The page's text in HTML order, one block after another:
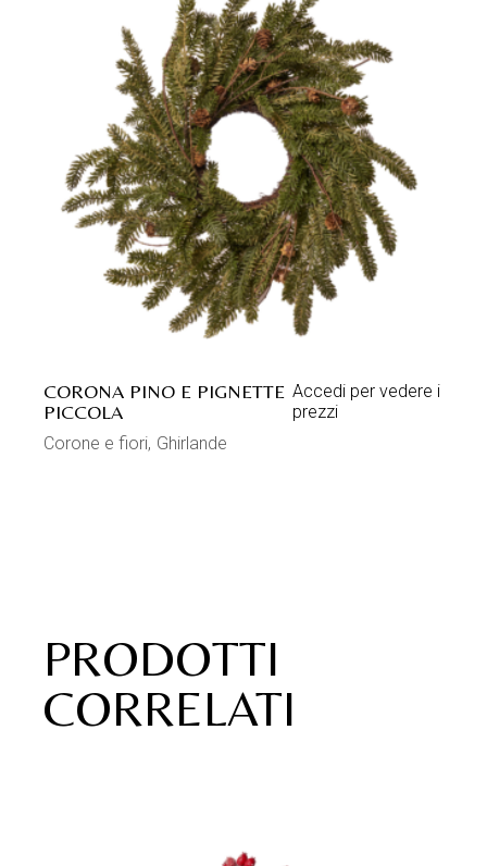
CORONA PINO E PIGNETTE
PICCOLA
Accedi per vedere i
prezzi
Corone e fiori Ghirlande
PRODOTTI
CORRELATI